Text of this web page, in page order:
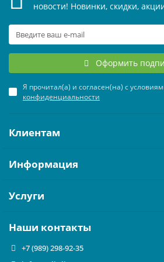
КРЫШНЫЕ КОНДИЦИОНЕРЫ
ПРЕЦИЗИОННЫЕ КОНДИЦИОНЕРЫ
ЦЕНТРАЛЬНЫЕ КОНДИЦИОНЕРЫ
ТЕПЛЫЕ ПОЛЫ
ТЕРМОРЕГУЛЯТОРЫ
новости! Новинки, скидки,
Оформить
Я прочитал(а) и согласен(на) с
конфиденциальности
Клиентам
Информация
Услуги
Наши контакты
+7 (989) 298-92-35